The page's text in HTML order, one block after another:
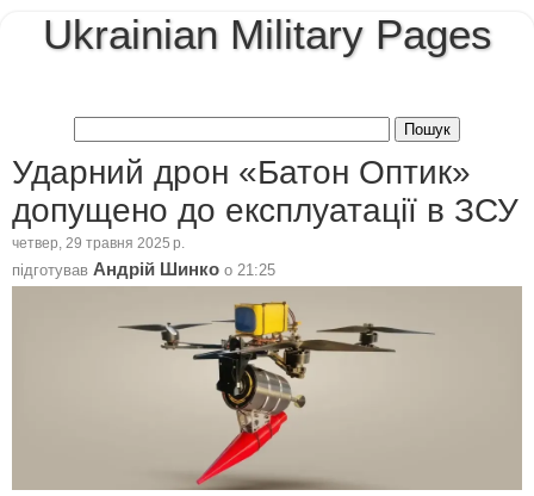
Ukrainian Military Pages
Ударний дрон «Батон Оптик»
допущено до експлуатації в ЗСУ
четвер, 29 травня 2025 р.
підготував Андрій Шинко о 21:25